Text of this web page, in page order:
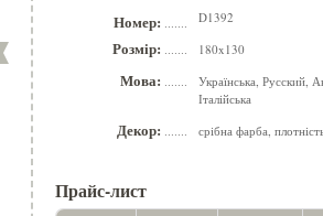
Номер: D1392
Розмір: 180x130
Мова:
Українська, Русский,
Італійська
Декор: срібна фарба,
Прайс-лист